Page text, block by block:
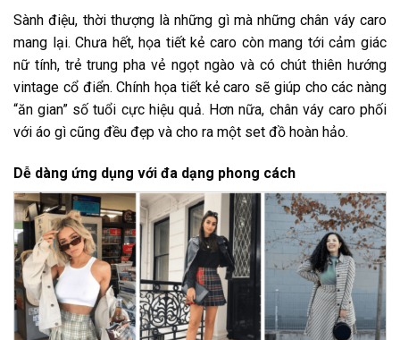
Sành điệu, thời thượng là những gì mà những chân váy caro
mang lại. Chưa hết, họa tiết kẻ caro còn mang tới cảm giác
nữ tính, trẻ trung pha vẻ ngọt ngào và có chút thiên hướng
vintage cổ điển. Chính họa tiết kẻ caro sẽ giúp cho các nàng
“ăn gian” số tuổi cực hiệu quả. Hơn nữa, chân váy caro phối
với áo gì cũng đều đẹp và cho ra một set đồ hoàn hảo.
Dễ dàng ứng dụng với đa dạng phong cách